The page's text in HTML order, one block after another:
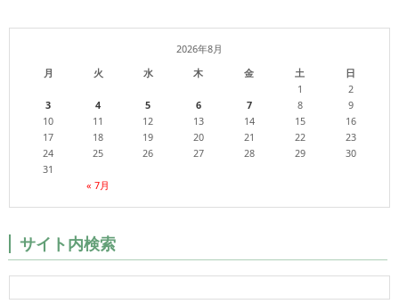
2026年8月
月
火 水 木 金 土 日
« 7月
1
2
3
4 5 6 7 8
9
10
11 12 13 14 15
16
17
18 19 20 21 22
23
24
25 26 27 28 29
30
31
サイト内検索